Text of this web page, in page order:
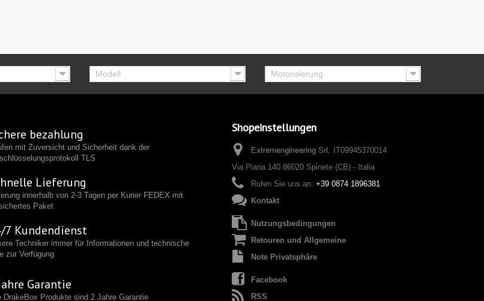
Modell Motorisierung
bezahlung
mit Zuversicht und Sicherheit dank der
TLS
Lieferung
innerhalb von 2-3 Tagen per Kurier FEDEX mit
Paket
7 Kundendienst
Techniker immer für Informationen und technische
zur Verfügung
Garantie
DrakeBox Produkte sind 2 Jahre Garantie
Shopeinstellungen
IT09945370014
Via Piana 140 86020 Spinete (CB) - Italia
Rufen Sie uns an: +39 0874 1896381
Kontakt
Nutzungsbedingungen
Retouren und Allgemeine
Note Privatsphäre
Facebook
RSS